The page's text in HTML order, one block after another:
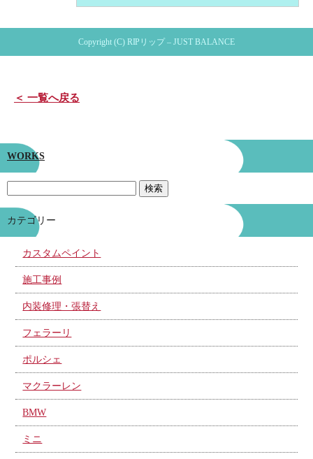
Copyright (C) RIPリップ – JUST BALANCE
＜ 一覧へ戻る
WORKS
カテゴリー
カスタムペイント
施工事例
内装修理・張替え
フェラーリ
ポルシェ
マクラーレン
BMW
ミニ